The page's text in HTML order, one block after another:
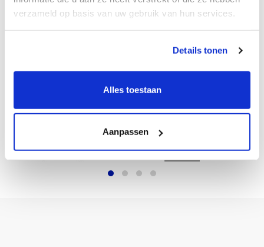
verzameld op basis van uw gebruik van hun services.
Details tonen
Alles toestaan
Aanpassen
verstrekte redelijke en duidelijke instructies. Het
aankoopbedrag wordt na binnenkomt binnen 14
dagen gecrediteerd onder aftrek van de eventuele
ONZE MERKEN